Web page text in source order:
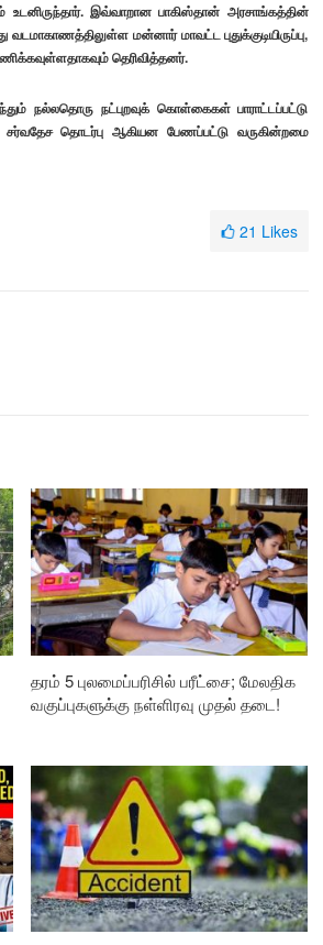
இவ்வாறான பாகிஸ்தான் அரசாங்கத்தின்
மன்னார் மாவட்ட புதுக்குடியிருப்பு,
தெரிவித்தனர்.
நல்லதொரு நட்புறவுக் கொள்கைகள் பாராட்டப்பட்டு
தொடர்பு ஆகியன பேணப்பட்டு வருகின்றமை
21 Likes
தரம் 5 புலமைப்பரிசில் பரீட்சை; மேலதிக
வகுப்புகளுக்கு நள்ளிரவு முதல் தடை!